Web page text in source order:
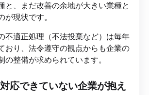
と、まだ改善の余地が大きい業種と
が現状です。
不適正処理（不法投棄など）は毎年
おり、法令遵守の観点からも企業の
の整備が求められています。
応できていない企業が抱え